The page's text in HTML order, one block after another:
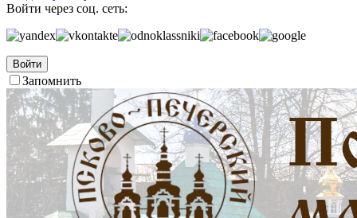
Войти через соц. сеть:
Войти
Запомнить